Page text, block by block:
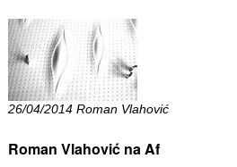
26/04/2014 Roman Vlahović
Roman Vlahović na Af